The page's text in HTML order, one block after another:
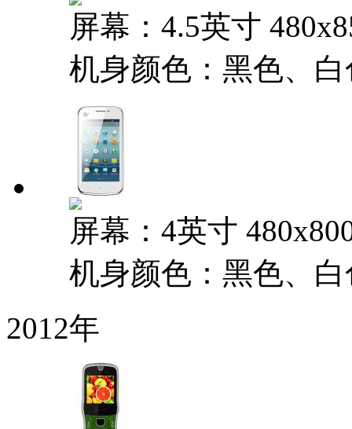
屏幕：4.5英寸
机身颜色：黑色、白
屏幕：4英寸
机身颜色：黑色、白
2012年